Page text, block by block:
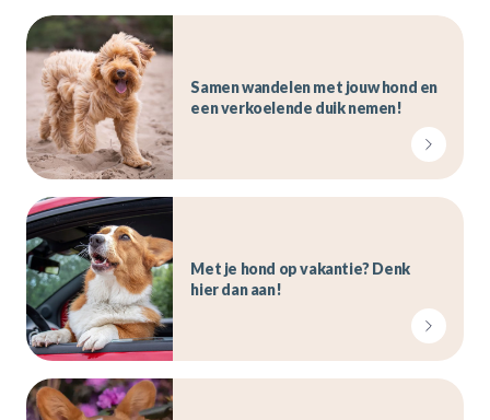
Samen wandelen met jouw hond en
een verkoelende duik nemen!
Met je hond op vakantie? Denk
hier dan aan!